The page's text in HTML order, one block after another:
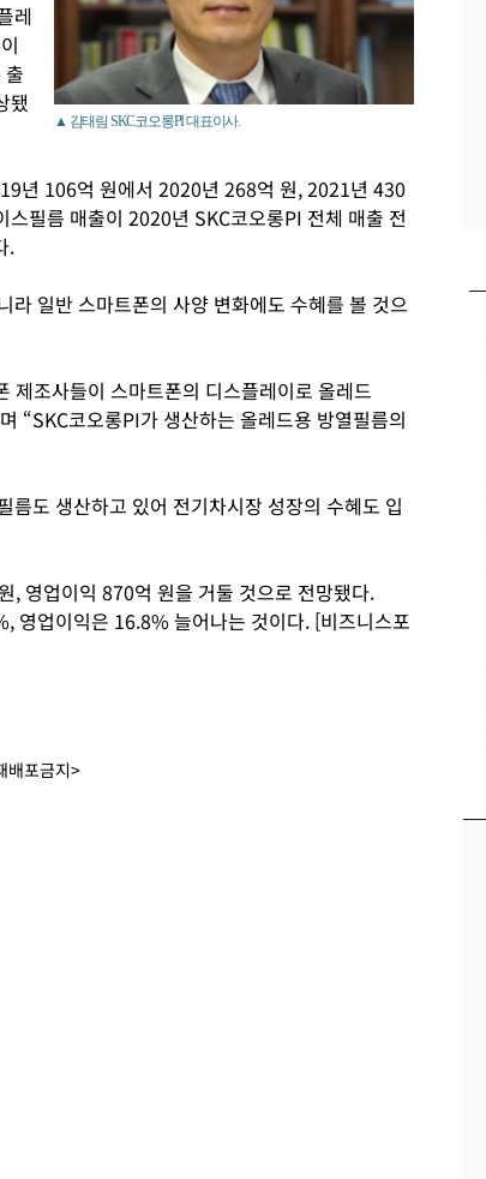
▲ 김태림 SKC코오롱PI 대표이사.
레
됐
년 106억 원에서 2020년 268억 원, 2021년 430
필름 매출이 2020년 SKC코오롱PI 전체 매출 전
.
라 일반 스마트폰의 사양 변화에도 수혜를 볼 것으
제조사들이 스마트폰의 디스플레이로 올레드
“SKC코오롱PI가 생산하는 올레드용 방열필름의
름도 생산하고 있어 전기차시장 성장의 수혜도 입
, 영업이익 870억 원을 거둘 것으로 전망됐다.
영업이익은 16.8% 늘어나는 것이다. [비즈니스포
배포금지>